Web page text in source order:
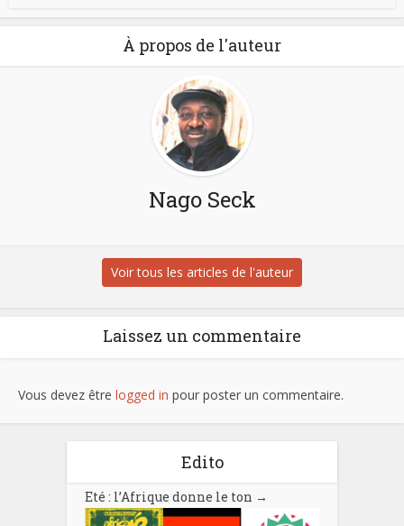
À propos de l'auteur
Nago Seck
Voir tous les articles de l'auteur
Laissez un commentaire
Vous devez être logged in pour poster un commentaire.
Edito
Eté : l’Afrique donne le ton →